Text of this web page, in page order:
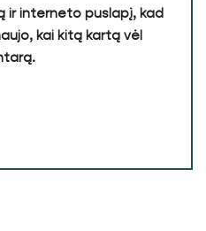
ir interneto puslapį, kad
kai kitą kartą vėl